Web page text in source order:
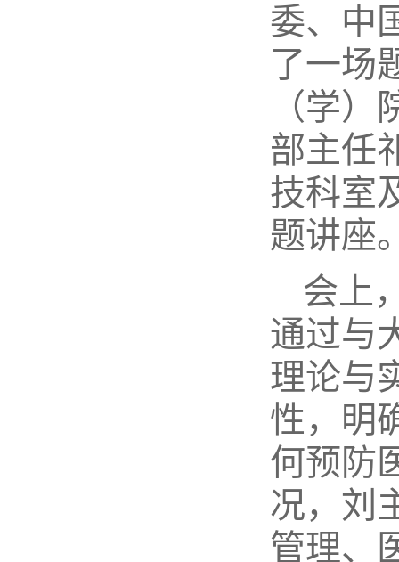
委、中
了一场
（学
部主任
技科室
题讲座
会上
通过与
理论与
性，明
何预防
况，刘
管理、